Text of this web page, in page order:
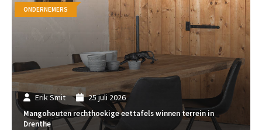
Erik Smit 25 juli 2026
Mangohouten rechthoekige eettafels winnen terrein in
Drenthe
ONDERNEMERS